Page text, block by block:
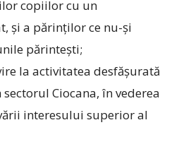
copiilor cu un
și a părinților ce nu-și
părintești;
la activitatea desfășurată
Ciocana, în vederea
interesului superior al